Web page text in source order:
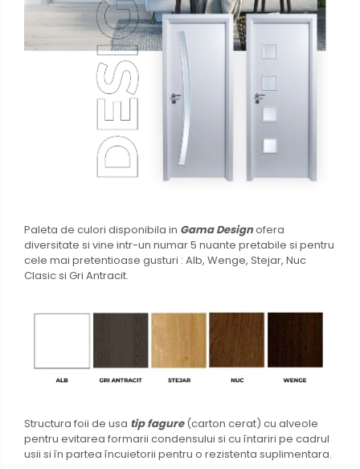
Paleta de culori disponibila in Gama Designofera
diversitate si vine intr-un numar 5 nuante pretabile si pentru
cele mai pretentioase gusturi : Alb, Wenge, Stejar, Nuc
Clasic si Gri Antracit.
Structura foii de usa tip fagure(carton cerat) cu alveole
pentru evitarea formarii condensului si cu întariri pe cadrul
usii si în partea încuietorii pentru o rezistenta suplimentara.